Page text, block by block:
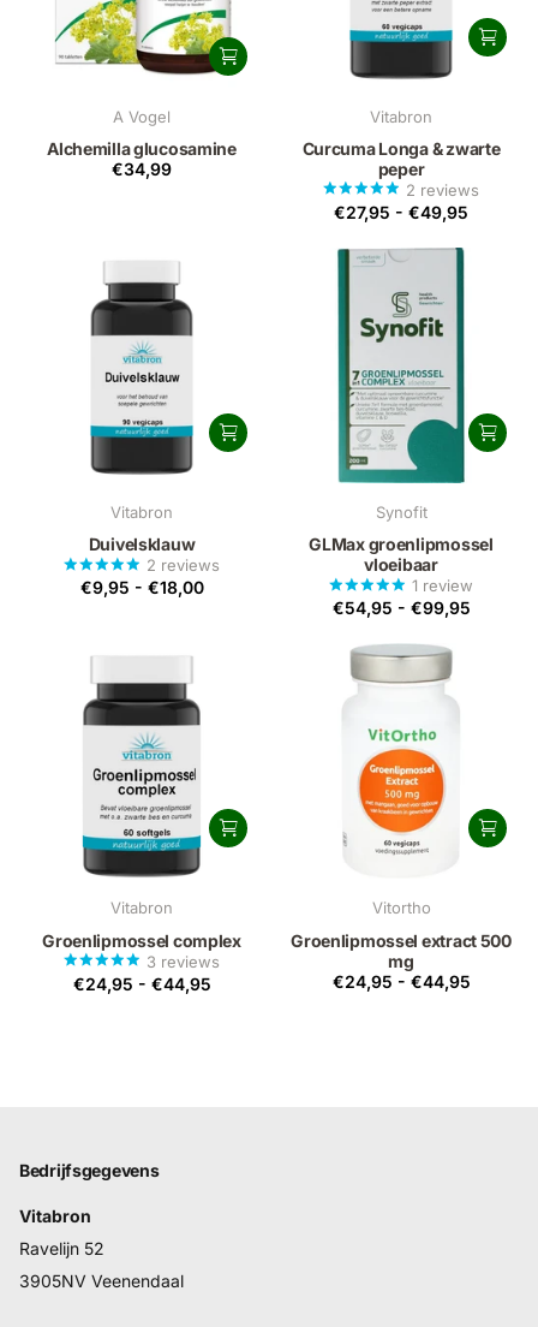
A Vogel
Alchemilla glucosamine
€34,99
Vitabron
Curcuma Longa & zwarte
peper
2 reviews
€27,95 - €49,95
Vitabron
Duivelsklauw
2 reviews
€9,95 - €18,00
Synofit
GLMax groenlipmossel
vloeibaar
1 review
€54,95 - €99,95
Vitabron
Groenlipmossel complex
3 reviews
€24,95 - €44,95
Vitortho
Groenlipmossel extract 500
mg
€24,95 - €44,95
Bedrijfsgegevens
Vitabron
Ravelijn 52
3905NV Veenendaal